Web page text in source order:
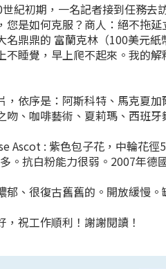
紀初期，一名記者接到任務
您是如何克服？商人：絕不拖
名鼎鼎的 富蘭克林（100美元
不睡覺，早上爬不起來。我的
，依序是：阿斯科特、馬克夏
吻、咖啡藝術、夏莉瑪、西班牙
Ascot : 紫色包子花，中輪花
。抗白粉能力很弱。2007年德
郁、很復古舊舊的。開放緩慢
，祝工作順利！謝謝閱讀！